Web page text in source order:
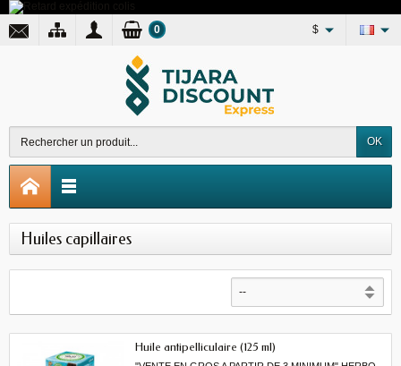
$
OK
0
Huiles capillaires
Huile antipelliculaire (125 ml)